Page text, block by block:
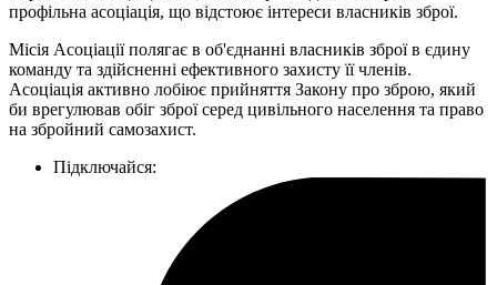
профільна асоціація, що відстоює інтереси власників зброї.
Місія Асоціації полягає в об'єднанні власників зброї в єдину
команду та здійсненні ефективного захисту її членів.
Асоціація активно лобіює прийняття Закону про зброю, який
би врегулював обіг зброї серед цивільного населення та право
на збройний самозахист.
Підключайся: